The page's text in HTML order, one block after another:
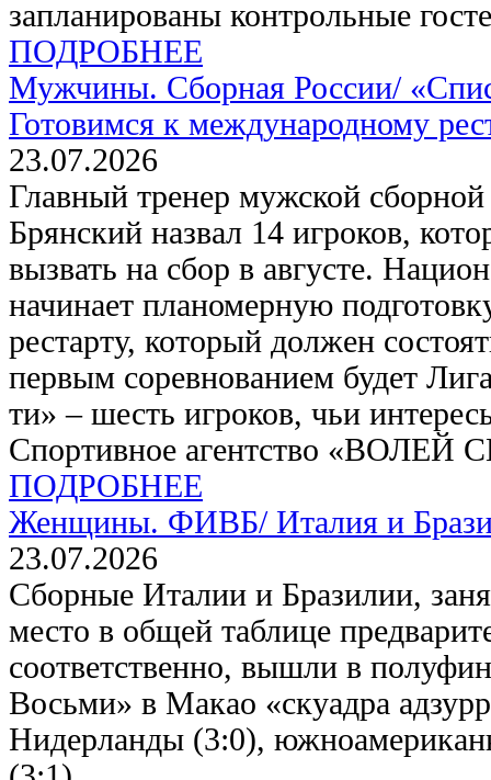
запланированы контрольные
ПОДРОБНЕЕ
Мужчины. Сборная России/
Готовимся к международному
23.07.2026
Главный тренер мужской
Брянский назвал 14 игроков,
вызвать на сбор в августе.
начинает планомерную
рестарту, который должен
первым соревнованием будет
ти» – шесть игроков, чьи
Спортивное агентство «ВОЛЕЙ
ПОДРОБНЕЕ
Женщины. ФИВБ/ Италия и
23.07.2026
Сборные Италии и Бразилии,
место в общей таблице
соответственно, вышли в
Восьми» в Макао «скуадра
Нидерланды (3:0),